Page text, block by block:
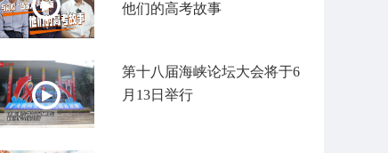
他们的高考故事
第十八届海峡论坛大会将于6
月13日举行